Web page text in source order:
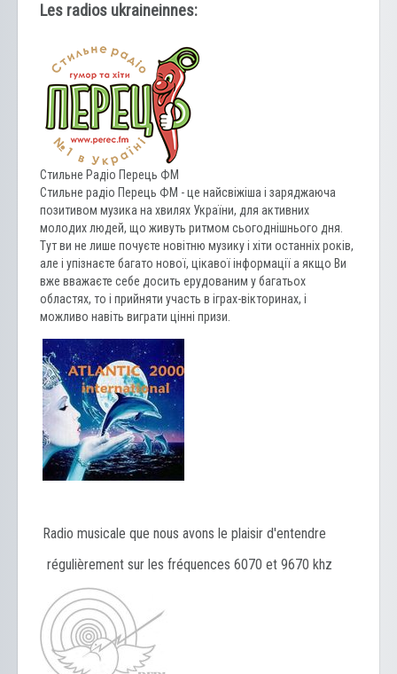
Les radios ukraineinnes:
Стильне Радіо Перець ФМ
Стильне радіо Перець ФМ - це найсвіжіша і заряджаюча
позитивом музика на хвилях України, для активних
молодих людей, що живуть ритмом сьогоднішнього дня.
Тут ви не лише почуєте новітню музику і хіти останніх років,
але і упізнаєте багато нової, цікавої інформації а якщо Ви
вже вважаєте себе досить ерудованим у багатьох
областях, то і прийняти участь в іграх-вікторинах, і
можливо навіть виграти цінні призи.
Radio musicale que nous avons le plaisir d'entendre
régulièrement sur les fréquences 6070 et 9670 khz